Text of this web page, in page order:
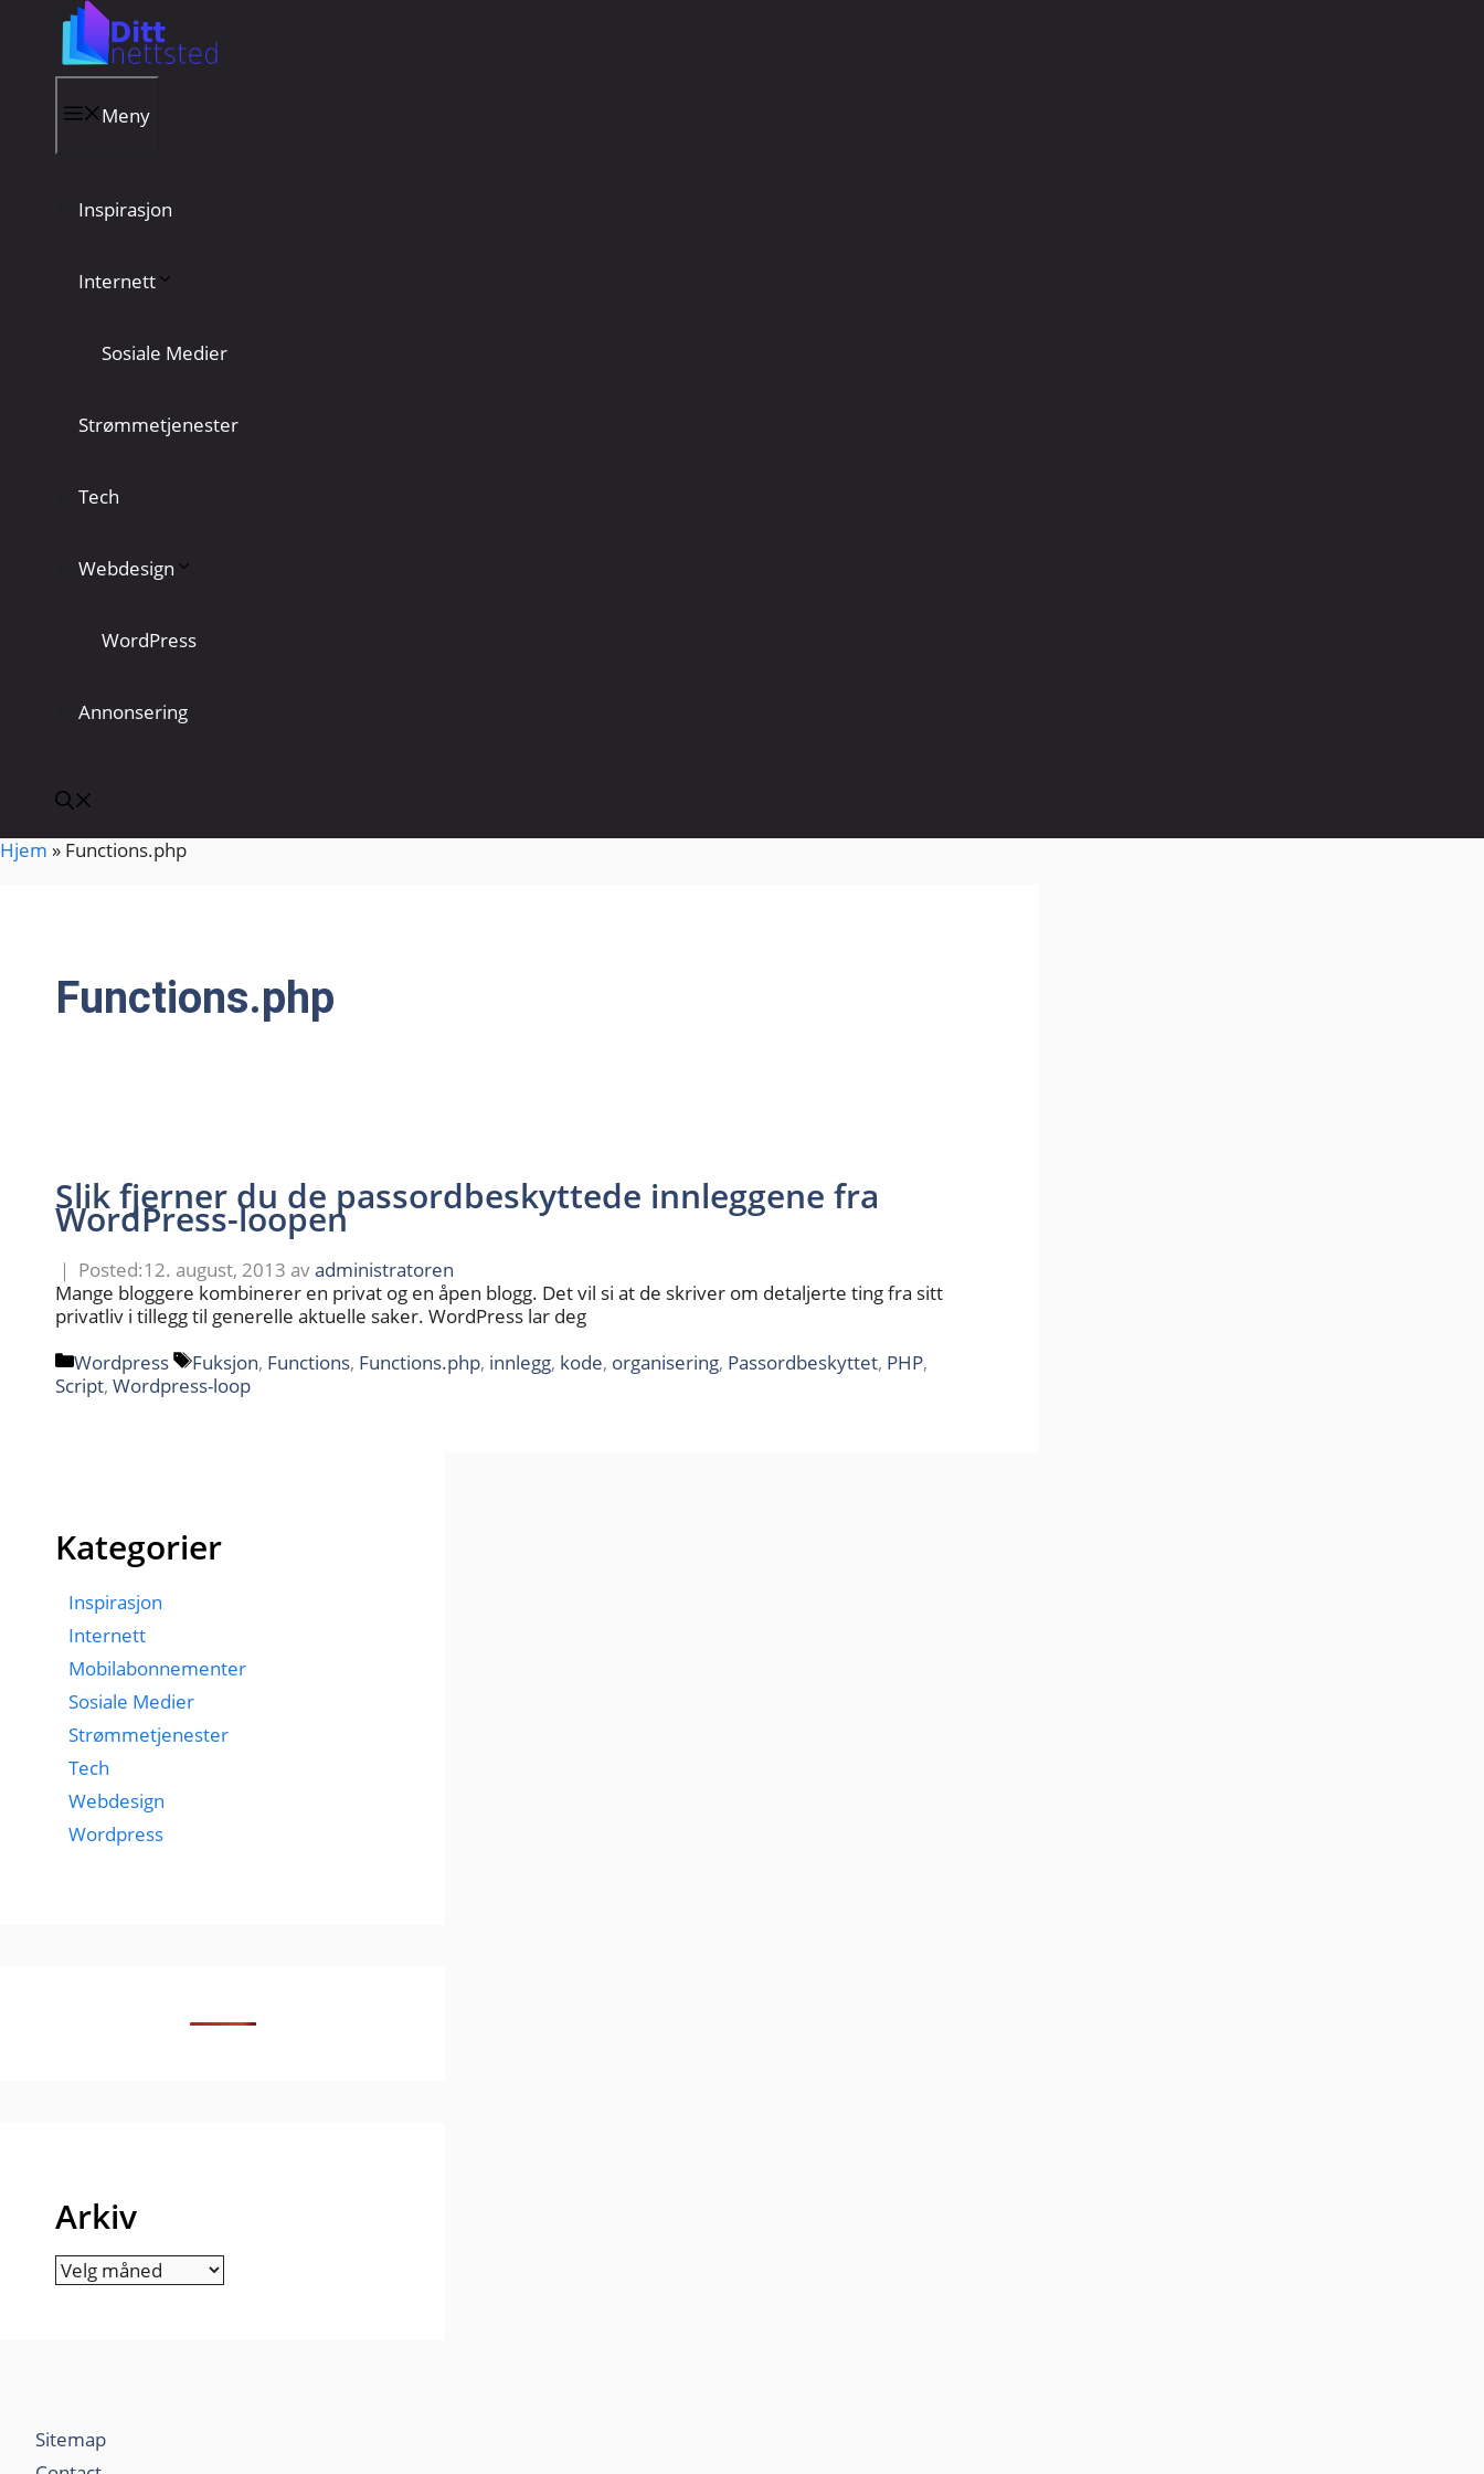
innhold
Meny
Inspirasjon
Internett
Sosiale Medier
Strømmetjenester
Tech
Webdesign
WordPress
Annonsering
Hjem » Functions.php
Functions.php
Slik fjerner du de passordbeskyttede innleggene fra
WordPress-loopen
12. august, 2013 avadministratoren
Mange bloggere kombinerer en privat og en åpen blogg. Det vil si at de skriver om detaljerte ting fra sitt
privatliv i tillegg til generelle aktuelle saker. WordPress lar deg
Kategorier
Wordpress Stikkord
Fuksjon, Functions, Functions.php, innlegg, kode, organisering, Passordbeskyttet, PHP,
Script, Wordpress-loop
Kategorier
Inspirasjon
Internett
Mobilabonnementer
Sosiale Medier
Strømmetjenester
Tech
Webdesign
Wordpress
Arkiv
Arkiv
Sitemap